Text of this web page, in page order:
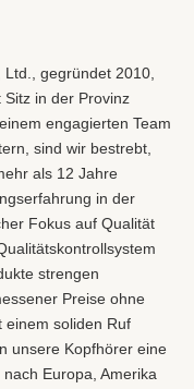
gegründet 2010,
in der Provinz
engagierten Team
sind wir bestrebt,
als 12 Jahre
in der
Fokus auf Qualität
strengen
Preise ohne
einem soliden Ruf
unsere Kopfhörer eine
Europa, Amerika